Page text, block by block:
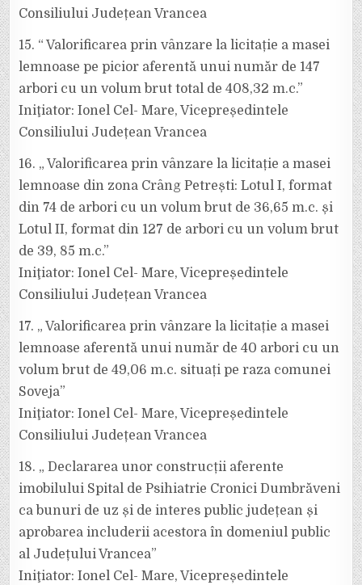
Consiliului Județean Vrancea
15. “ Valorificarea prin vânzare la licitație a masei
lemnoase pe picior aferentă unui număr de 147
arbori cu un volum brut total de 408,32 m.c.”
Iniţiator: Ionel Cel- Mare, Vicepreședintele
Consiliului Județean Vrancea
16. „ Valorificarea prin vânzare la licitație a masei
lemnoase din zona Crâng Petrești: Lotul I, format
din 74 de arbori cu un volum brut de 36,65 m.c. și
Lotul II, format din 127 de arbori cu un volum brut
de 39, 85 m.c.”
Iniţiator: Ionel Cel- Mare, Vicepreședintele
Consiliului Județean Vrancea
17. „ Valorificarea prin vânzare la licitație a masei
lemnoase aferentă unui număr de 40 arbori cu un
volum brut de 49,06 m.c. situați pe raza comunei
Soveja”
Iniţiator: Ionel Cel- Mare, Vicepreședintele
Consiliului Județean Vrancea
18. „ Declararea unor construcții aferente
imobilului Spital de Psihiatrie Cronici Dumbrăveni
ca bunuri de uz și de interes public județean și
aprobarea includerii acestora în domeniul public
al Județului Vrancea”
Iniţiator: Ionel Cel- Mare, Vicepreședintele